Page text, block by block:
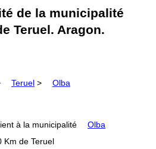
de la municipalité
Teruel. Aragon.
Teruel > Olba
à la municipalité
Olba
Km de Teruel